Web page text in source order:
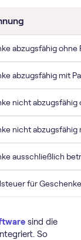
abzugsfähig ohne
abzugsfähig mit
nicht abzugsfähig
nicht abzugsfähig
ausschließlich
für Geschenke
sind die
So